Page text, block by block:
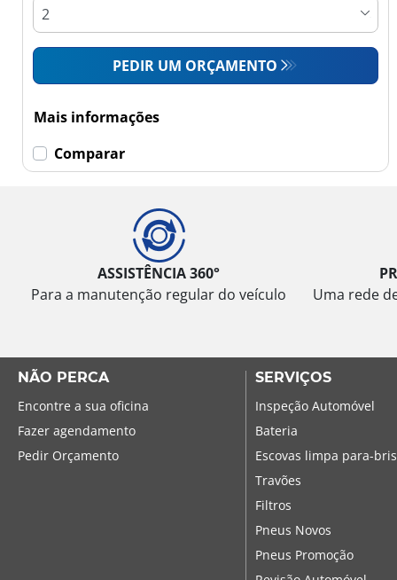
PEDIR UM ORÇAMENTO
Mais informações
Comparar
ASSISTÊNCIA 360°
Para a manutenção regular do veículo
Uma rede
NÃO PERCA
Encontre a sua oficina
Fazer agendamento
Pedir Orçamento
SERVIÇOS
Inspeção Automóvel
Bateria
Escovas limpa para-
Travões
Filtros
Pneus Novos
Pneus Promoção